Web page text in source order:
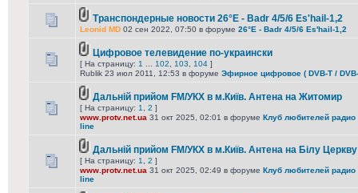
Транспондерные новости 26°E - Badr 4/5/6 Es'hail-1,2
Leonid MD 02 сен 2022, 07:50 в форуме 26°E - Badr 4/5/6 Es'hail-1,2
Цифровое телевидение по-украински
[ На страницу: 1 102 103 104 ]
Rublik 23 июл 2011, 12:53 в форуме Эфирное цифровое ( DVB-T /
Дальній прийом FM/УКХ в м.Київ. Антена на Житомир
[ На страницу: 1 2 ]
www.protv.net.ua 31 окт 2025, 02:01 в форуме Клуб любителей радио
line
Дальній прийом FM/УКХ в м.Київ. Антена на Білу Церкву
[ На страницу: 1 2 ]
www.protv.net.ua 31 окт 2025, 02:49 в форуме Клуб любителей радио
line